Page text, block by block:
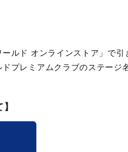
ルド オンラインストア」で引
プレミアムクラブのステージ